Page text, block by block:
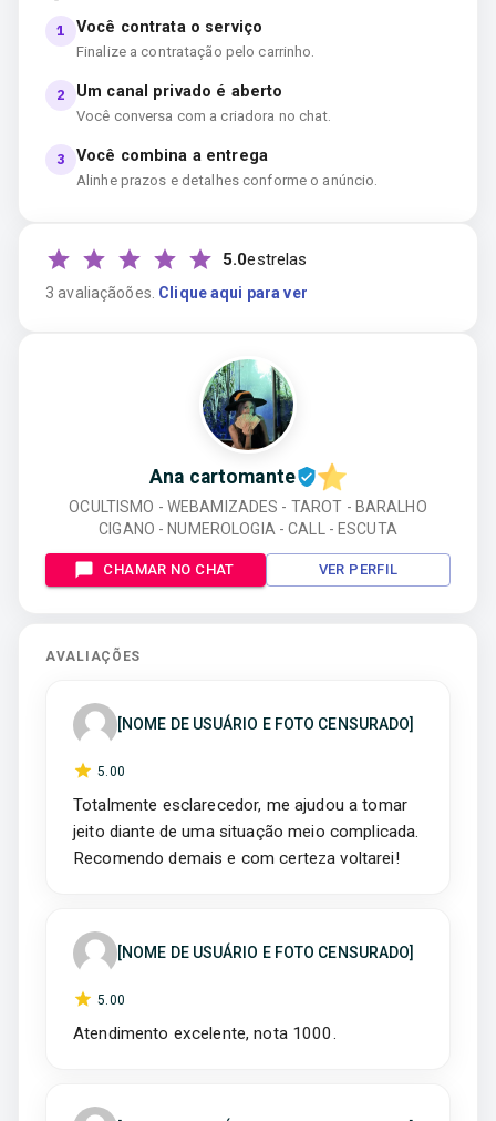
1 Você contrata o serviço
Finalize a contratação pelo carrinho.
2 Um canal privado é aberto
Você conversa com a criadora no chat.
3 Você combina a entrega
Alinhe prazos e detalhes conforme o anúncio.
5.0estrelas
3 avaliaçãoões Clique aqui para ver
Ana cartomante
OCULTISMO - WEBAMIZADES - TAROT - BARALHO
CIGANO - NUMEROLOGIA - CALL - ESCUTA
CHAMAR NO CHAT VER PERFIL
AVALIAÇÕES
[NOME DE USUÁRIO E FOTO CENSURADO]
5 .00
Totalmente esclarecedor, me ajudou a tomar
jeito diante de uma situação meio complicada.
Recomendo demais e com certeza voltarei!
[NOME DE USUÁRIO E FOTO CENSURADO]
5 .00
Atendimento excelente, nota 1000.